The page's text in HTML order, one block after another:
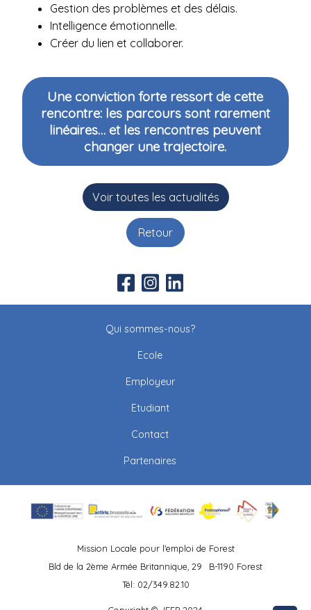
Gestion des problèmes et des délais.
Intelligence émotionnelle.
Créer du lien et collaborer.
Une conviction forte ressort de cette
rencontre: les parcours sont rarement
linéaires… et les rencontres peuvent
changer une trajectoire.
Voir toutes les actualités
Retour
Qui sommes-nous?
Ecole
Employeur
Etudiant
Contact
Partenaires
Mission Locale pour l'emploi de Forest
Bld de la 2ème Armée Britannique, 29
B-1190 Forest
Tél: 02/349.82.10